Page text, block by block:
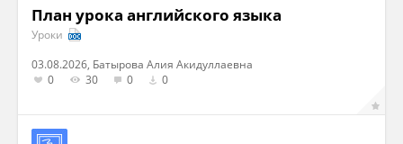
План урока английского языка
Уроки
03.08.2026, Батырова Алия Акидуллаевна
0
30 0 0